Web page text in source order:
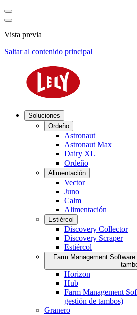
Vista previa
Saltar al contenido principal
Soluciones
Ordeño
Astronaut
Astronaut Max
Dairy XL
Ordeño
Alimentación
Vector
Juno
Calm
Alimentación
Estiércol
Discovery Collector
Discovery Scraper
Estiércol
Farm Management
Horizon
Hub
Farm Management
gestión de tambos)
Granero